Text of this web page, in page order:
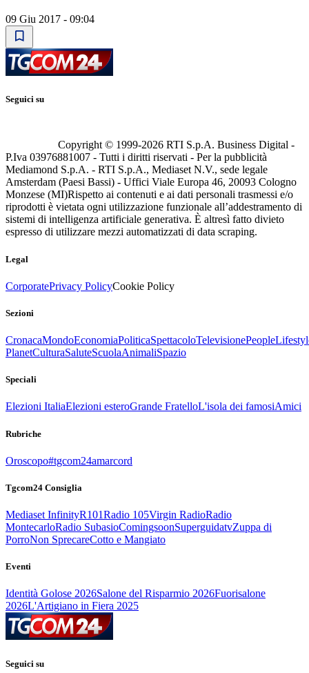
09 Giu 2017 - 09:04
Seguici su
Copyright © 1999-2026 RTI S.p.A. Business Digital -
P.Iva 03976881007 - Tutti i diritti riservati - Per la pubblicità
Mediamond S.p.A. - RTI S.p.A., Mediaset N.V., sede legale
Amsterdam (Paesi Bassi) - Uffici Viale Europa 46, 20093 Cologno
Monzese (MI)Rispetto ai contenuti e ai dati personali trasmessi e/o
riprodotti è vietata ogni utilizzazione funzionale all’addestramento di
sistemi di intelligenza artificiale generativa. È altresì fatto divieto
espresso di utilizzare mezzi automatizzati di data scraping.
Legal
CorporatePrivacy PolicyCookie Policy
Sezioni
CronacaMondoEconomiaPoliticaSpettacoloTelevisionePeople
PlanetCulturaSaluteScuolaAnimaliSpazio
Speciali
Elezioni ItaliaElezioni esteroGrande FratelloL'isola dei famosiAmici
Rubriche
Oroscopo#tgcom24amarcord
Tgcom24 Consiglia
Mediaset InfinityR101Radio 105Virgin RadioRadio
MontecarloRadio SubasioComingsoonSuperguidatvZuppa di
PorroNon SprecareCotto e Mangiato
Eventi
Identità Golose 2026Salone del Risparmio 2026Fuorisalone
2026L'Artigiano in Fiera 2025
Seguici su